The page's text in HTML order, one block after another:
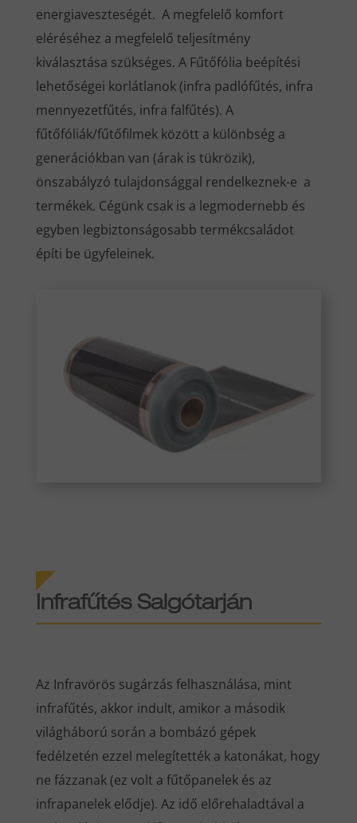
energiaveszteségét. A megfelelő komfort
eléréséhez a megfelelő teljesítmény
kiválasztása szükséges. A Fűtőfólia beépítési
lehetőségei korlátlanok (infra padlófűtés, infra
mennyezetfűtés, infra falfűtés). A
fűtőfóliák/fűtőfilmek között a különbség a
generációkban van (árak is tükrözik),
önszabályzó tulajdonsággal rendelkeznek-e a
termékek. Cégünk csak is a legmodernebb és
egyben legbiztonságosabb termékcsaládot
építi be ügyfeleinek.
Infrafűtés Salgótarján
Az Infravörös sugárzás felhasználása, mint
infrafűtés, akkor indult, amikor a második
világháború során a bombázó gépek
fedélzetén ezzel melegítették a katonákat, hogy
ne fázzanak (ez volt a fűtőpanelek és az
infrapanelek elődje). Az idő előrehaladtával a